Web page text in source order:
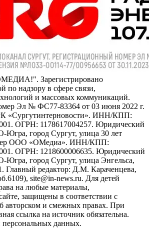
Зарегистрировано
по надзору в сфере связи,
и массовых коммуникаций.
Эл № ФС77-83364 от 03 июня 2022 г.
«Сургутинтерновости». ИНН/КПП:
ОГРН: 1178617004257. Юридический
город Сургут, улица 30 лет
ООО «ОМедиа». ИНН/КПП:
ОГРН: 1218600006635. Юридический
город Сургут, улица Энгельса,
Главный редактор: Д.М. Караченцева,
site@in-news.ru. Для детей
на любые материалы,
защищены в соответствии с
авторском и смежных правах. При
ссылка на источник обязательна.
данных.